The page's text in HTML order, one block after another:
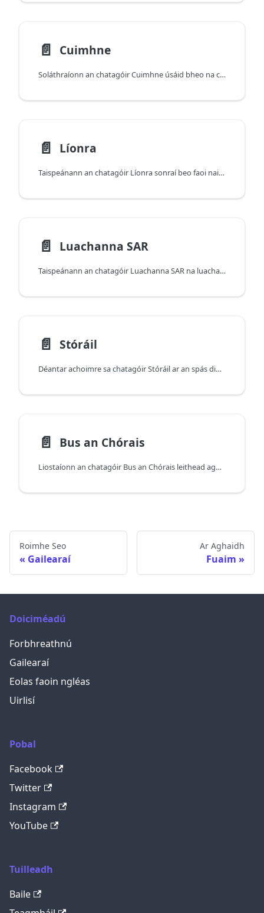
📄️ Cuimhne
Soláthraíonn an chatagóir Cuimhne úsáid bheo na cuimhne, miondealú de réir staid na cuimhne, agus staitisticí VM (leathanaigh isteach, earráidí, glanadh, agus níos mó fós).
📄️ Líonra
Taispeánann an chatagóir Líonra sonraí beo faoi naisc (seoltaí IP, SSID, neart comhartha, comhaireamh aistrithe) agus sonraíochtaí nascachta ar leibhéal an mhúnla (caighdeáin Wi-Fi, bannaí ceallacha, próifílí Bluetooth).
📄️ Luachanna SAR
Taispeánann an chatagóir Luachanna SAR na luachanna Ráta Ionsúcháin Shonraigh (SAR) don tsamhail ghléis (ag brath ar an réigiún).
📄️ Stóráil
Déantar achoimre sa chatagóir Stóráil ar an spás diosca iomlán, úsáidte, agus ar fáil, chomh maith le cineál/roghanna stórála (nuair atá siad ar fáil do do mhúnla).
📄️ Bus an Chórais
Liostaíonn an chatagóir Bus an Chórais leithead agus minicíocht an bhus chórais (nuair atá siad ar fáil do do mhúnla).
Roimhe Seo
Gailearaí
Ar Aghaidh
Fuaim
Doiciméadú
Forbhreathnú
Gailearaí
Eolas faoin ngléas
Uirlisí
Pobal
Facebook
Twitter
Instagram
YouTube
Tuilleadh
Baile